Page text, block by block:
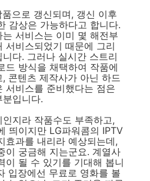
으로 갱신되며, 갱신 이후
감상은 가능하다고 합니다.
서비스는 이미 몇 해전부
서비스되었기 때문에 그리
다. 그러나 실시간 스트리
드 방식을 채택하여 작품에
콘텐츠 제작사가 아닌 하드
서비스를 준비했다는 점은
입니다.
지라 작품수도 부족하고,
띄이지만 LG파워콤의 IPTV
효과를 내리라 예상되는데,
이 궁금해 지는군요. 계열사
이 될 수 있기를 기대해 봅니
입장에선 무료로 영화를 볼